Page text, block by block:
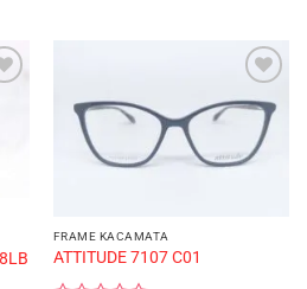
FRAME KACAMATA
ATTITUDE 7107 C01